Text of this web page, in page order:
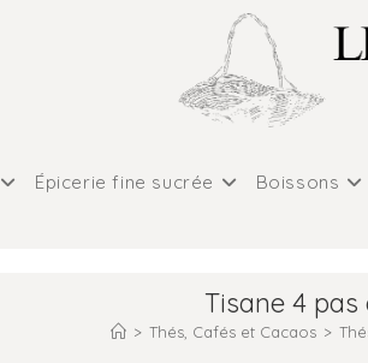
Épicerie fine sucrée Boissons
Tisane 4 pas
> Thés, Cafés et Cacaos >